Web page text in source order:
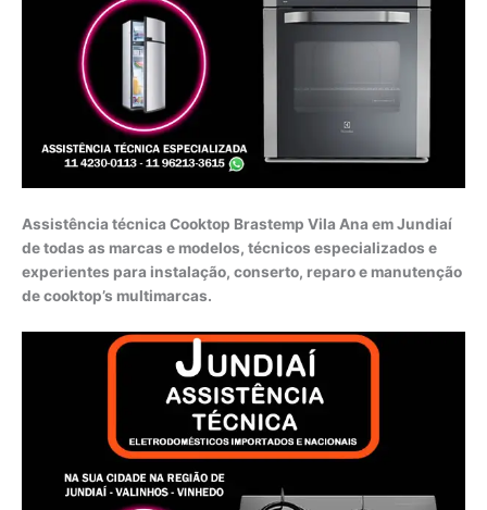
Assistência técnica Cooktop Brastemp Vila Ana em Jundiaí
de todas as marcas e modelos, técnicos especializados e
experientes para instalação, conserto, reparo e manutenção
de cooktop’s multimarcas.